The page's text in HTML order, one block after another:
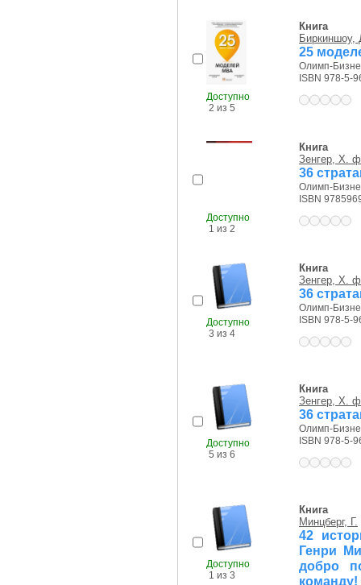
Доступно
2 из 5
Книга
Биркиншоу,
25
Олимп-
ISBN 978-5-
Доступно
1 из 2
Книга
Зенгер, Х.
36
Олимп-
ISBN
Доступно
3 из 4
Книга
Зенгер, Х.
36
Олимп-
ISBN 978-5-
Доступно
5 из 6
Книга
Зенгер, Х.
36
Олимп-
ISBN 978-5-
Доступно
1 из 3
Книга
Минцберг, Г.
42
Генри
добро
команду!